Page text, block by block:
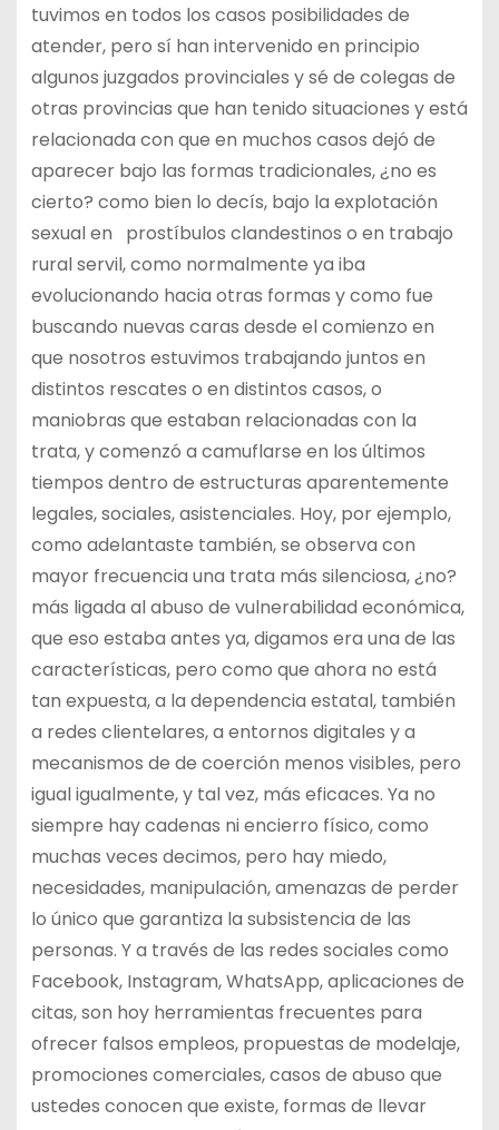
tuvimos en todos los casos posibilidades de
atender, pero sí han intervenido en principio
algunos juzgados provinciales y sé de colegas de
otras provincias que han tenido situaciones y está
relacionada con que en muchos casos dejó de
aparecer bajo las formas tradicionales, ¿no es
cierto? como bien lo decís, bajo la explotación
sexual en prostíbulos clandestinos o en trabajo
rural servil, como normalmente ya iba
evolucionando hacia otras formas y como fue
buscando nuevas caras desde el comienzo en
que nosotros estuvimos trabajando juntos en
distintos rescates o en distintos casos, o
maniobras que estaban relacionadas con la
trata, y comenzó a camuflarse en los últimos
tiempos dentro de estructuras aparentemente
legales, sociales, asistenciales. Hoy, por ejemplo,
como adelantaste también, se observa con
mayor frecuencia una trata más silenciosa, ¿no?
más ligada al abuso de vulnerabilidad económica,
que eso estaba antes ya, digamos era una de las
características, pero como que ahora no está
tan expuesta, a la dependencia estatal, también
a redes clientelares, a entornos digitales y a
mecanismos de de coerción menos visibles, pero
igual igualmente, y tal vez, más eficaces. Ya no
siempre hay cadenas ni encierro físico, como
muchas veces decimos, pero hay miedo,
necesidades, manipulación, amenazas de perder
lo único que garantiza la subsistencia de las
personas. Y a través de las redes sociales como
Facebook, Instagram, WhatsApp, aplicaciones de
citas, son hoy herramientas frecuentes para
ofrecer falsos empleos, propuestas de modelaje,
promociones comerciales, casos de abuso que
ustedes conocen que existe, formas de llevar